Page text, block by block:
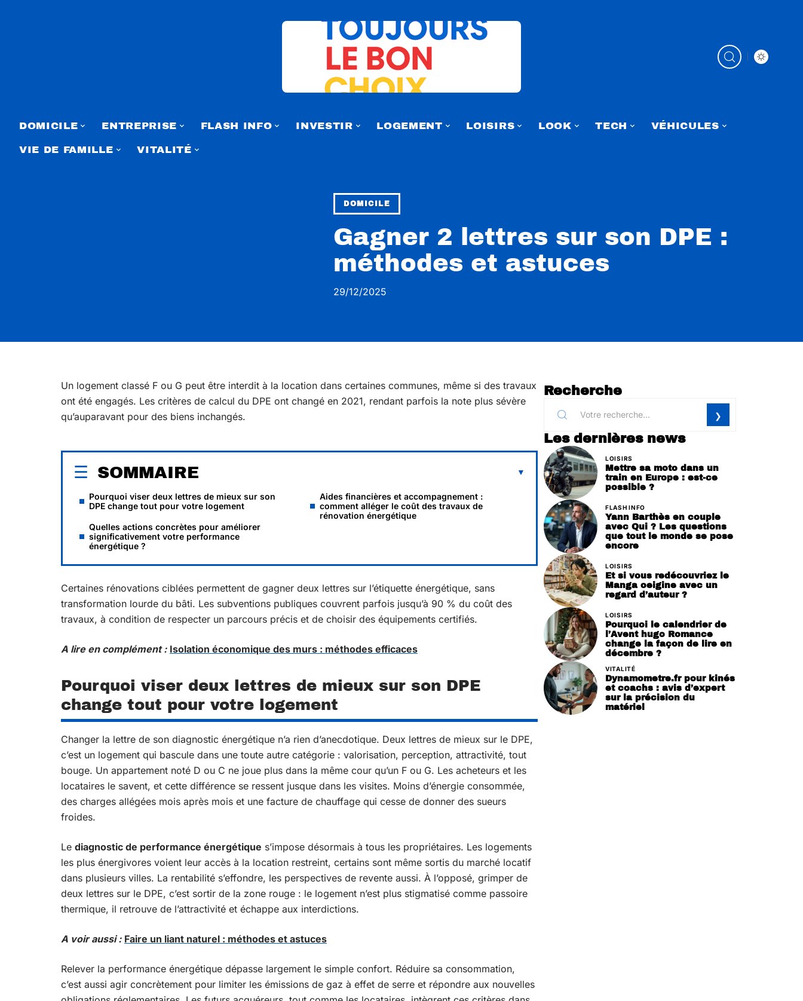
DOMICILE ENTREPRISE FLASH INFO INVESTIR LOGEMENT LOISIRS LOOK TECH VÉHICULES
VIE DE FAMILLE VITALITÉ
DOMICILE
Gagner 2 lettres sur son DPE :
méthodes et astuces
29/12/2025
Un logement classé F ou G peut être interdit à la location dans certaines communes, même si des travaux
ont été engagés. Les critères de calcul du DPE ont changé en 2021, rendant parfois la note plus sévère
qu’auparavant pour des biens inchangés.
SOMMAIRE
Pourquoi viser deux lettres de mieux sur son
DPE change tout pour votre logement
Quelles actions concrètes pour améliorer
significativement votre performance
énergétique ?
Aides financières et accompagnement :
comment alléger le coût des travaux de
rénovation énergétique
Certaines rénovations ciblées permettent de gagner deux lettres sur l’étiquette énergétique, sans
transformation lourde du bâti. Les subventions publiques couvrent parfois jusqu’à 90 % du coût des
travaux, à condition de respecter un parcours précis et de choisir des équipements certifiés.
A lire en complément : Isolation économique des murs : méthodes efficaces
Pourquoi viser deux lettres de mieux sur son DPE
change tout pour votre logement
Changer la lettre de son diagnostic énergétique n’a rien d’anecdotique. Deux lettres de mieux sur le DPE,
c’est un logement qui bascule dans une toute autre catégorie : valorisation, perception, attractivité, tout
bouge. Un appartement noté D ou C ne joue plus dans la même cour qu’un F ou G. Les acheteurs et les
locataires le savent, et cette différence se ressent jusque dans les visites. Moins d’énergie consommée,
des charges allégées mois après mois et une facture de chauffage qui cesse de donner des sueurs
froides.
Le diagnostic de performance énergétique s’impose désormais à tous les propriétaires. Les logements
les plus énergivores voient leur accès à la location restreint, certains sont même sortis du marché locatif
dans plusieurs villes. La rentabilité s’effondre, les perspectives de revente aussi. À l’opposé, grimper de
deux lettres sur le DPE, c’est sortir de la zone rouge : le logement n’est plus stigmatisé comme passoire
thermique, il retrouve de l’attractivité et échappe aux interdictions.
A voir aussi : Faire un liant naturel : méthodes et astuces
Relever la performance énergétique dépasse largement le simple confort. Réduire sa consommation,
c’est aussi agir concrètement pour limiter les émissions de gaz à effet de serre et répondre aux nouvelles
Recherche
Les dernières news
LOISIRS
Mettre sa moto dans un
train en Europe : est-ce
possible ?
FLASH INFO
Yann Barthès en couple
avec Qui ? Les questions
que tout le monde se pose
encore
LOISIRS
Et si vous redécouvriez le
Manga oeigine avec un
regard d’auteur ?
LOISIRS
Pourquoi le calendrier de
l’Avent hugo Romance
change la façon de lire en
décembre ?
VITALITÉ
Dynamometre.fr pour kinés
et coachs : avis d’expert
sur la précision du
matériel